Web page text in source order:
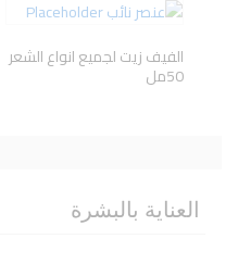
الفيف زيت لجميع انواع الشعر
50مل
العناية بالبشرة